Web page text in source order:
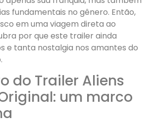
fundamentais no gênero. Então,
em uma viagem direta ao
por que este trailer ainda
e tanta nostalgia nos amantes do
do Trailer Aliens
um marco